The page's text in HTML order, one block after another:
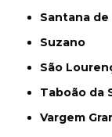
Santana
Suzano
São
Taboão da
Vargem